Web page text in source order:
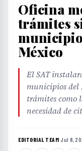
Oficina
trámites
México
El SAT
municipios del
trámites como
necesidad de
EDITORIAL TEAM·Jul 8,